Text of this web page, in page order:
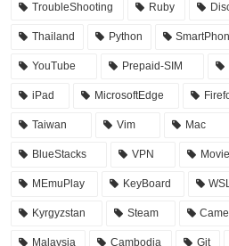
TroubleShooting Ruby
Thailand Python
YouTube Prepaid-SIM
iPad MicrosoftEdge
Taiwan Vim Mac
BlueStacks VPN Movie
MEmuPlay KeyBoard
Kyrgyzstan Steam
Malaysia Cambodia Git